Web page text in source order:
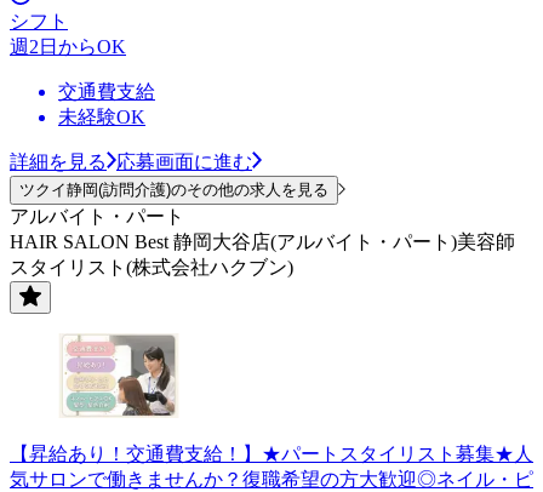
シフト
週2日からOK
交通費支給
未経験OK
詳細を見る 応募画面に進む
ツクイ静岡(訪問介護)のその他の求人を見る
アルバイト・パート
HAIR SALON Best 静岡大谷店(アルバイト・パート)美容師
スタイリスト(株式会社ハクブン)
【昇給あり！交通費支給！】★パートスタイリスト募集★人
気サロンで働きませんか？復職希望の方大歓迎◎ネイル・ピ